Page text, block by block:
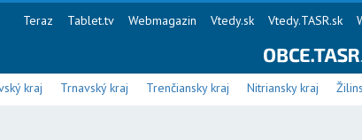
Teraz Tablet.tv Webmagazin Vtedy.sk Vtedy.TASR.sk
kraj Trnavský kraj Trenčiansky kraj Nitriansky kraj